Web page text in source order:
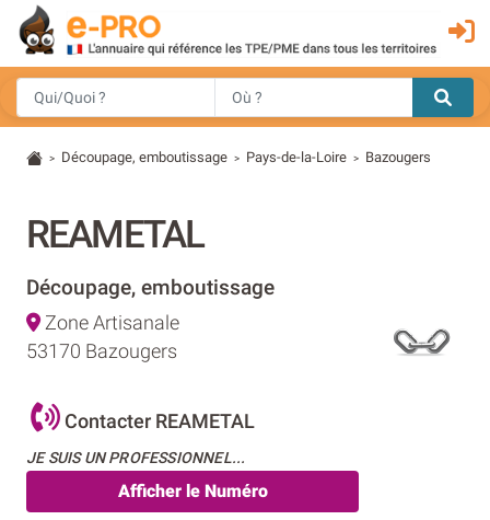
> Découpage, emboutissage > Pays-de-la-Loire > Bazougers
REAMETAL
Découpage, emboutissage
Zone Artisanale
53170 Bazougers
Contacter REAMETAL
JE SUIS UN PROFESSIONNEL...
Afficher le Numéro